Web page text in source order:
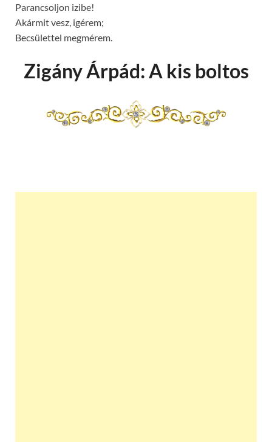
Parancsoljon izibe!
Akármit vesz, igérem;
Becsülettel megmérem.
Zigány Árpád: A kis boltos